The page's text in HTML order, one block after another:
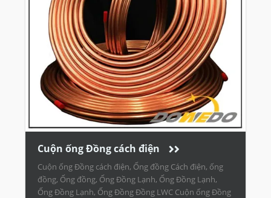
Cuộn ống Đồng cách điện
Cuộn ống Đồng cách điện, Ống đồng Cách điện, ống
đồng, Ống đồng, Ống Đồng Lạnh, Ống Đồng Lạnh,
Ống Đồng Lạnh, Ống Đồng Đồng LWC Cuộn ống Đồng